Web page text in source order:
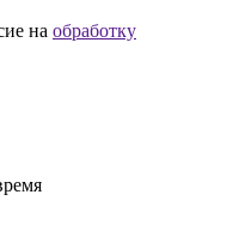
на обработку